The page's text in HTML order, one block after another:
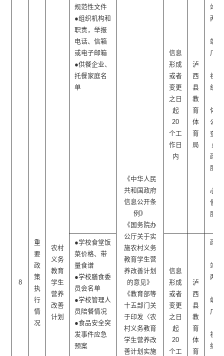
8
重
要
政
策
执
行
情
况
农村
义务
教育
学生
营养
改善
计划
规范性文件
●组织机构和
职责，举报
电话、信箱
或电子邮箱
●供餐企业、
托餐家庭名
单
《中华人民
共和国政府
信息公开条
例》
《国务院办
公厅关于实
施农村义务
教育学生营
养改善计划
的意见》
《教育部等
十五部门关
于印发〈农
村义务教育
学生营养改
善计划实施
信息
形成
或者
变更
之日
起
20
个工
作日
内
泸
西
县
教
育
体
育
局
站、
两微
端、
广播
视、
纸质
体、
公开
查阅
点□
政务
服务
心、
便民
服务
●学校食堂饭
菜价格、带
量食谱
●学校膳食委
员会名单
●学校管理人
员陪餐情况
●食品安全突
发事件应急
预案
信息
形成
或者
变更
之日
起
20
个工
泸
西
县
教
育
体
育
政府
站、
两微
端、
广播
视、
纸质